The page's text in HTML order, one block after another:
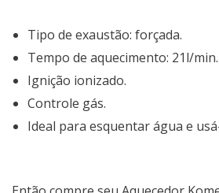
Tipo de exaustão: forçada.
Tempo de aquecimento: 21l/min.
Ignição ionizado.
Controle gás.
Ideal para esquentar água e